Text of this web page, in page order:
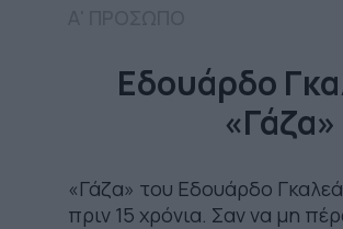
Εδουάρδο
«Γάζα»
«Γάζα» του Εδουάρδο
πριν 15 χρόνια. Σαν να μη